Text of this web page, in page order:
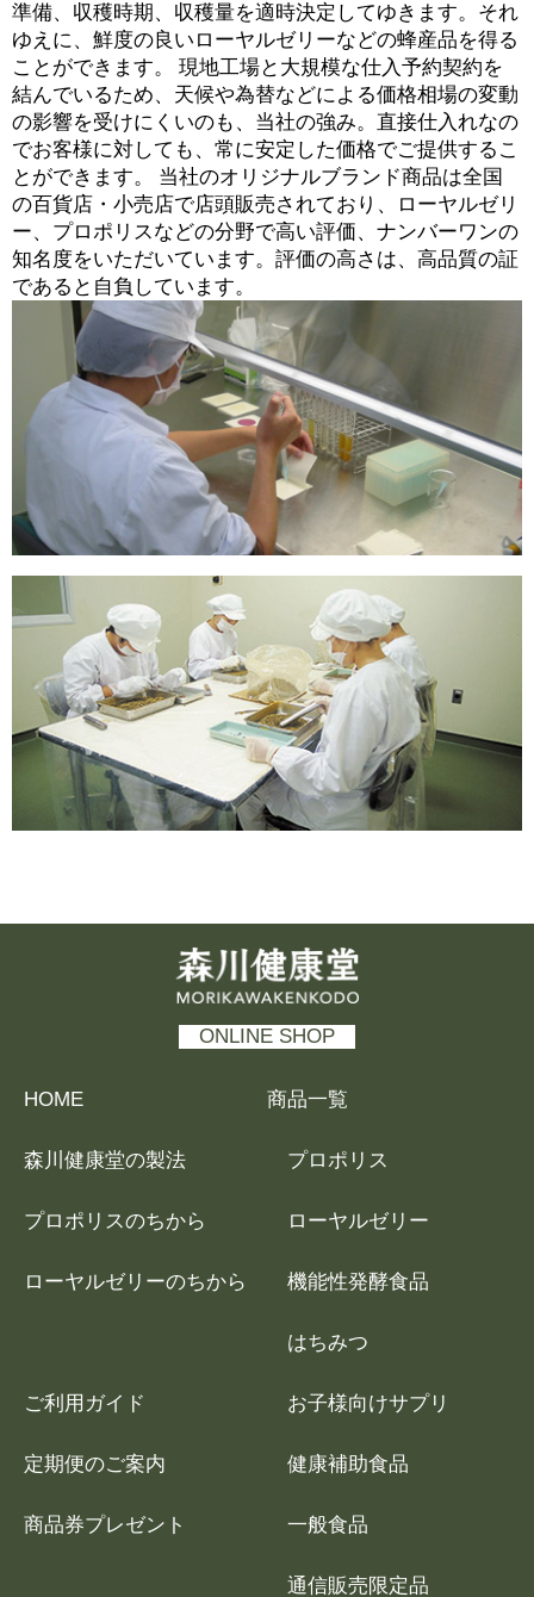
準備、収穫時期、収穫量を適時決定してゆきます。それ
ゆえに、鮮度の良いローヤルゼリーなどの蜂産品を得る
ことができます。 現地工場と大規模な仕入予約契約を
結んでいるため、天候や為替などによる価格相場の変動
の影響を受けにくいのも、当社の強み。直接仕入れなの
でお客様に対しても、常に安定した価格でご提供するこ
とができます。 当社のオリジナルブランド商品は全国
の百貨店・小売店で店頭販売されており、ローヤルゼリ
ー、プロポリスなどの分野で高い評価、ナンバーワンの
知名度をいただいています。評価の高さは、高品質の証
であると自負しています。
森川健康堂 MORIKAWAKENKODO
ONLINE SHOP
HOME 商品一覧
プロポリス
ローヤルゼリー
機能性発酵食品
はちみつ
お子様向けサプリ
健康補助食品
一般食品
通信販売限定品
森川健康堂の製法
プロポリスのちから
ローヤルゼリーのちから
ご利用ガイド
定期便のご案内
商品券プレゼント